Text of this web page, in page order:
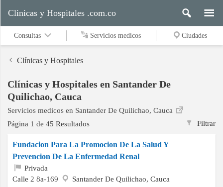
Servicios
medicos
Ciudades
Buscar
Clinicas y Hospitales .com.co
Consultas Servicios medicos Ciudades
Clínicas y Hospitales
Clínicas y Hospitales en Santander De
Quilichao, Cauca
Servicios medicos en Santander De Quilichao, Cauca
Filtrar
Página 1 de 45 Resultados
Fundacion Para La Promocion De La Salud Y
Prevencion De La Enfermedad Renal
Privada
Calle 2 8a-169
Santander De Quilichao, Cauca